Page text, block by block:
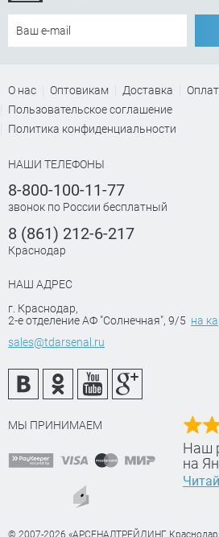
О нас Оптовикам Доставка
Пользовательское соглашение
Политика конфиденциальности
НАШИ ТЕЛЕФОНЫ
8-800-100-11-77
звонок по России бесплатный
8 (861) 212-6-217
Краснодар
НАШ АДРЕС
г. Краснодар,
2-е отделение АФ "Солнечная", 9/5 на
sales@tdarsenal.ru
МЫ ПРИНИМАЕМ
Наш
на
© 2007-2026 «АРСЕНАЛТРЕЙДИНГ